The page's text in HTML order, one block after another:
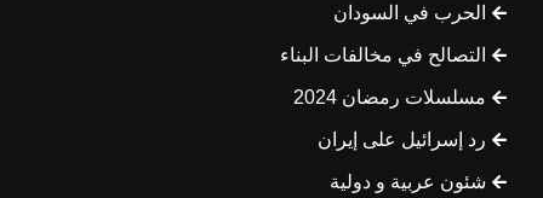
الحرب في السودان
التصالح في مخالفات البناء
مسلسلات رمضان 2024
رد إسرائيل على إيران
شئون عربية و دولية